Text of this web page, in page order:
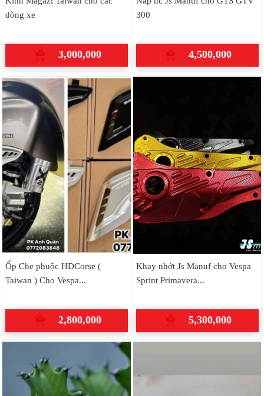
dòng xe
3,000,000
300
4,500,000
Ốp Che phuộc HDCorse (
Taiwan ) Cho Vespa...
2,800,000
Khay nhớt Js Manuf cho Vespa
Sprint Primavera...
5,300,000